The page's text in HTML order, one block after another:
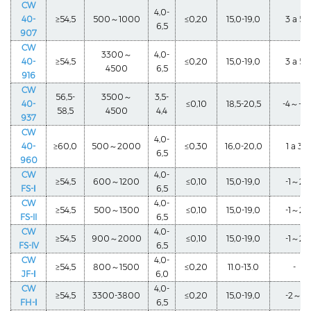
CW
40-
907
≥54,5 500～1000
4,0-
6,5
≤0,20 15,0-19,0 3 a 5
CW
40-
916
≥54,5
3300～
4500
4,0-
6,5
≤0,20 15,0-19,0 3 a 5
CW
40-
937
56,5-
58,5
3500～
4500
3,5-
4,4
≤0,10 18,5-20,5 -4～-2
CW
40-
960
≥60,0 500～2000
4,0-
6,5
≤0,30 16,0-20,0 1 a 3
CW
FS-Ⅰ
≥54,5 600～1200
4,0-
6,5
≤0,10 15,0-19,0 -1～2
CW
FS-II
≥54,5 500～1300
4,0-
6,5
≤0,10 15,0-19,0 -1～2
CW
FS-IV
≥54,5 900～2000
4,0-
6,5
≤0,10 15,0-19,0 -1～2
CW
JF-Ⅰ
≥54,5 800～1500
4,0-
6,0
≤0,20 11.0-13.0 -
CW
FH-Ⅰ
≥54,5 3300-3800
4,0-
6,5
≤0,20 15,0-19,0 -2～1